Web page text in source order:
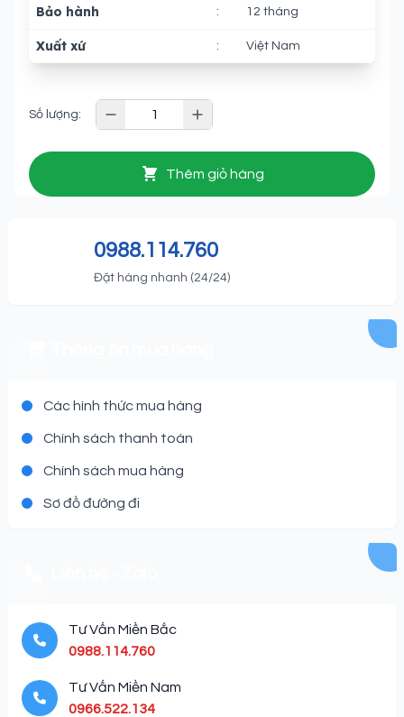
Bảo hành : 12 tháng
Xuất xứ : Việt Nam
Số lượng:
Thêm giỏ hàng
0988.114.760
Đặt hàng nhanh (24/24)
Các hình thức mua hàng
Chính sách thanh toán
Chính sách mua hàng
Sơ đồ đường đi
Tư Vấn Miền Bắc
0988.114.760
Tư Vấn Miền Nam
0966.522.134